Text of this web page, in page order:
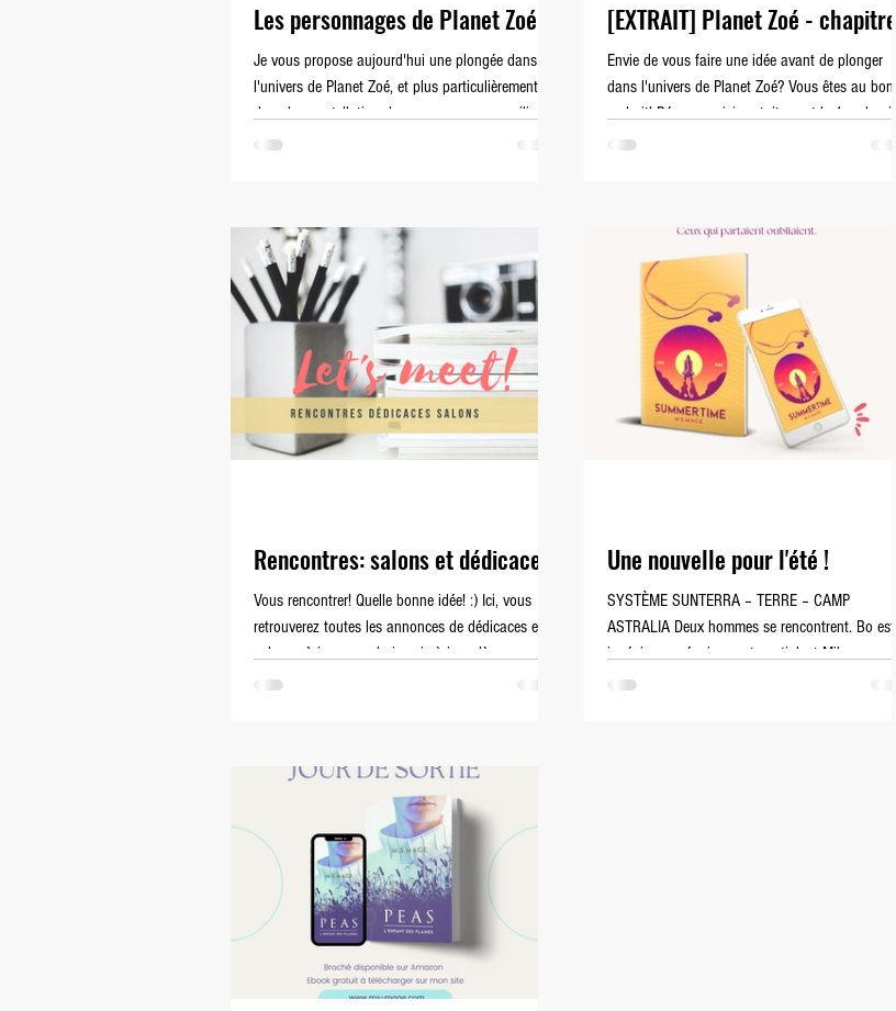
Les personnages de Planet Zoé
Je vous propose aujourd'hui une plongée dans
l'univers de Planet Zoé, et plus particulièrement
dans la constellation de ses personnages, piliers
de l'histoire.
[EXTRAIT] Planet Zoé - chapitre 1
Envie de vous faire une idée avant de plonger
dans l'univers de Planet Zoé? Vous êtes au bon
endroit! Découvrez ici gratuitement le 1er chapitre
du roman. Bonne lecture!
Rencontres: salons et dédicaces
Vous rencontrer! Quelle bonne idée! :) Ici, vous
retrouverez toutes les annonces de dédicaces et de
salons où je me rendrais, mis à jour dès
Une nouvelle pour l'été !
SYSTÈME SUNTERRA – TERRE – CAMP
ASTRALIA Deux hommes se rencontrent. Bo est
ingénieur en équipement spatial, et Miles,
capitaine de l’armée